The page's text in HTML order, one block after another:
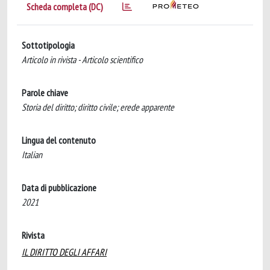
Scheda completa (DC)
Sottotipologia
Articolo in rivista - Articolo scientifico
Parole chiave
Storia del diritto; diritto civile; erede apparente
Lingua del contenuto
Italian
Data di pubblicazione
2021
Rivista
IL DIRITTO DEGLI AFFARI